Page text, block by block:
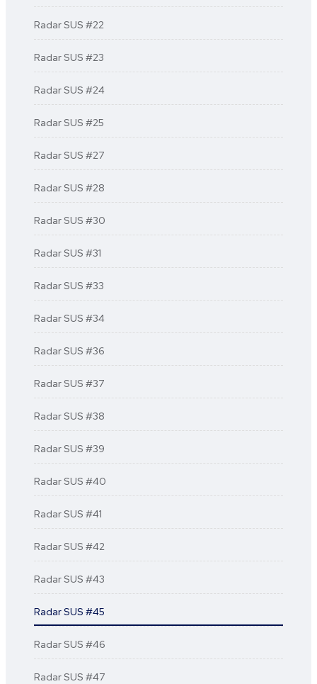
Radar SUS #22
Radar SUS #23
Radar SUS #24
Radar SUS #25
Radar SUS #27
Radar SUS #28
Radar SUS #30
Radar SUS #31
Radar SUS #33
Radar SUS #34
Radar SUS #36
Radar SUS #37
Radar SUS #38
Radar SUS #39
Radar SUS #40
Radar SUS #41
Radar SUS #42
Radar SUS #43
Radar SUS #45
Radar SUS #46
Radar SUS #47